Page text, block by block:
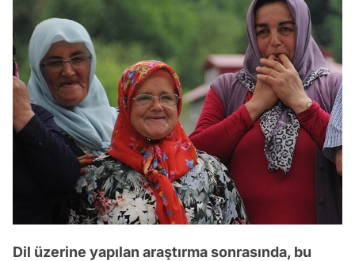
Dil üzerine yapılan araştırma sonrasında, bu